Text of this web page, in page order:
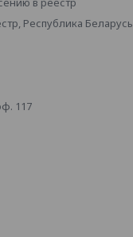
Республика Беларусь
117